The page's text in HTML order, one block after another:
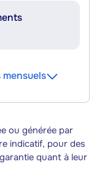
ou générée par
indicatif, pour des
quant à leur